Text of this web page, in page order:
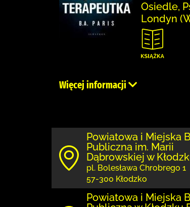
Osiedle,
Londyn
Więcej informacji
Powiatowa i Miejska
Publiczna im. Marii
Dąbrowskiej w
pl. Bolesława Chrobrego 1
57-300 Kłodzko
Powiatowa i Miejska